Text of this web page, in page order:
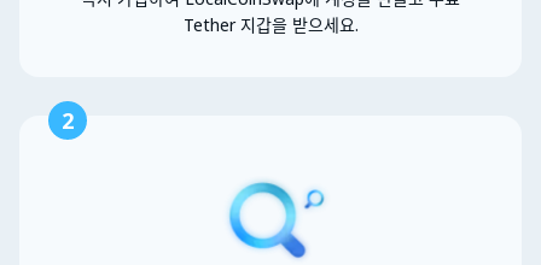
Tether 지갑을 받으세요.
2